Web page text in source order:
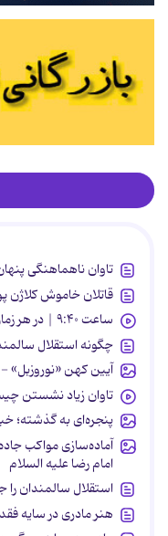
تاوان ناهماهنگی
قاتلان خاموش
ساعت ۹:۴۰ | در هر زمان ممکن باید انتقامشان را پس بدهند
چگونه استقلال
آیین کهن «نوروزبل» - آغاز
تاوان زیاد نشستن
پنجره‌ای به گذشته؛
آماده‌سازی مواکب
امام رضا علیه السلام
استقلال سالمندان را
هنر مادری در سایه‌